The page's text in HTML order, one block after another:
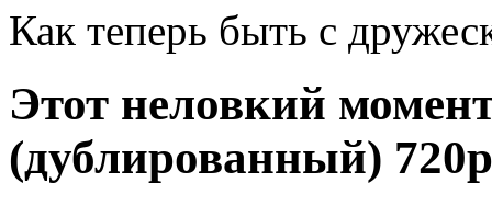
Как теперь быть с
Этот неловкий
(дублированный)